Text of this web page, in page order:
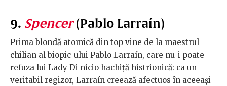
9. Spencer(Pablo Larraín)
Prima blondă atomică din top vine de la maestrul
chilian al biopic-ului Pablo Larraín, care nu-i poate
refuza lui Lady Di nicio hachiță histrionică: ca un
veritabil regizor, Larraín creează afectuos în aceeași